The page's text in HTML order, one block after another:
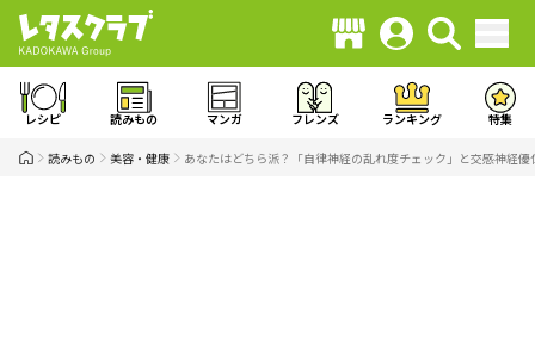
レシピ 読みもの マンガ フレンズ ランキング 特集
読みもの 美容・健康 あなたはどちら派？「自律神経の乱れ度チェック」と交感神経